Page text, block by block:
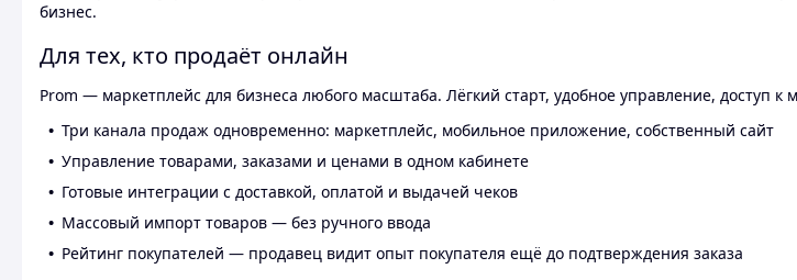
бизнес.
Для тех, кто продаёт онлайн
Prom — маркетплейс для бизнеса любого масштаба. Лёгкий старт, удобное управление, доступ к
Три канала продаж одновременно: маркетплейс, мобильное приложение, собственный сайт
Управление товарами, заказами и ценами в одном кабинете
Готовые интеграции с доставкой, оплатой и выдачей чеков
Массовый импорт товаров — без ручного ввода
Рейтинг покупателей — продавец видит опыт покупателя ещё до подтверждения заказа